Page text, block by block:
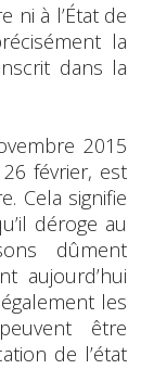
ni à l’État de
la
dans la
2015
février, est
Cela signifie
déroge au
dûment
aujourd’hui
les
être
de l’état